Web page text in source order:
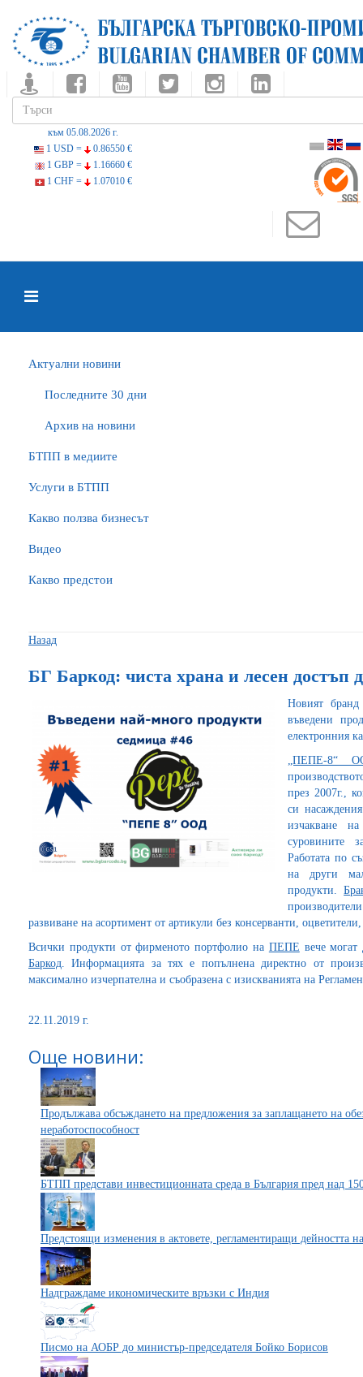
към 05.08.2026 г.
1 USD =
0.86550 €
1 GBP =
1.16660 €
1 CHF =
1.07010 €
Актуални новини
Последните 30 дни
Архив на новини
БTПП в медиите
Услуги в БТПП
Какво ползва бизнесът
Видео
Какво предстои
Назад
БГ Баркод: чиста храна и лесен достъп
Новият
въведени
електронния
„ПЕПЕ-8“
през 2007г.,
си
изчакване
суровините
Работата по
на други
продукти.
развиване на асортимент от артикули без консерванти,
Всички продукти от фирменото портфолио на ПЕПЕ вече
Баркод. Информацията за тях е попълнена директно от
максимално изчерпателна и съобразена с изискванията на
22.11.2019 г.
Още новини:
Продължава обсъждането на предложения за заплащането на
неработоспособност
БТПП представи инвестиционната среда в България пред над
Предстоящи изменения в актовете, регламентиращи
Надграждаме икономическите връзки с Индия
Писмо на АОБР до министър-председателя Бойко Борисов